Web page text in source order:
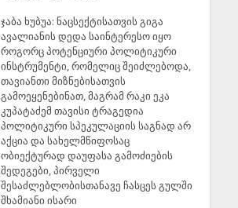
ჯაბა ხუბუა: ნაცსექტისათვის გიგა
ავალიანის დედა საინტერესო იყო
როგორც პოტენციური პოლიტიკური
ინსტრუმენტი, რომელიც შეიძლებოდა,
თავიანთი მიზნებისათვის
გამოეყენებინათ, მაგრამ რაკი ეკა
კუპატაძემ თავისი ტრაგედია
პოლიტიკური სპეკულაციის საგნად არ
აქცია და სახელმწიფოსაც
ობიექტურად დაუფასა გამოძიების
შედეგები, პირველი
შესაძლებლობისთანავე ჩასცეს გულში
შხამიანი ისარი